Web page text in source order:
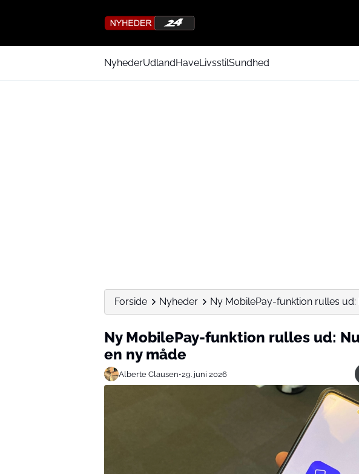
NyhederUdlandHaveLivsstilSundhed
Forside Nyheder Ny MobilePay-funktion rulles ud:
Ny MobilePay-funktion rulles ud:
en ny måde
Alberte Clausen•29. juni 2026